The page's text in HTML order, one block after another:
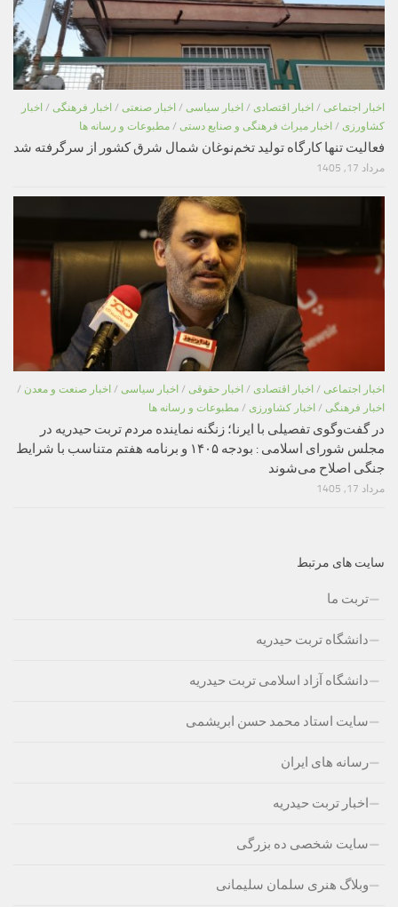
اخبار اجتماعی / اخبار اقتصادی / اخبار سیاسی / اخبار صنعتی / اخبار فرهنگی / اخبار
کشاورزی / اخبار میراث فرهنگی و صنایع دستی / مطبوعات و رسانه ها
فعالیت تنها کارگاه تولید تخم‌نوغان شمال شرق کشور از سرگرفته شد
مرداد 17, 1405
اخبار اجتماعی / اخبار اقتصادی / اخبار حقوقی / اخبار سیاسی / اخبار صنعت و معدن /
اخبار فرهنگی / اخبار کشاورزی / مطبوعات و رسانه ها
در گفت‌وگوی تفصیلی با ایرنا؛ زنگنه نماینده مردم تربت حیدریه در
مجلس شورای اسلامی : بودجه ۱۴۰۵ و برنامه هفتم متناسب با شرایط
جنگی اصلاح می‌شوند
مرداد 17, 1405
سایت های مرتبط
تربت ما
دانشگاه تربت حیدریه
دانشگاه آزاد اسلامی تربت حیدریه
سایت استاد محمد حسن ابریشمی
رسانه های ایران
اخبار تربت حیدریه
سایت شخصی ده بزرگی
وبلاگ هنری سلمان سلیمانی